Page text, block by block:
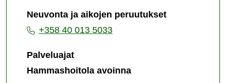
Neuvonta ja aikojen peruutukset
+358 40 013 5033
Palveluajat
Hammashoitola avoinna